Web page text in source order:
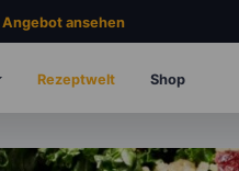
Angebot ansehen
Rezeptwelt Shop